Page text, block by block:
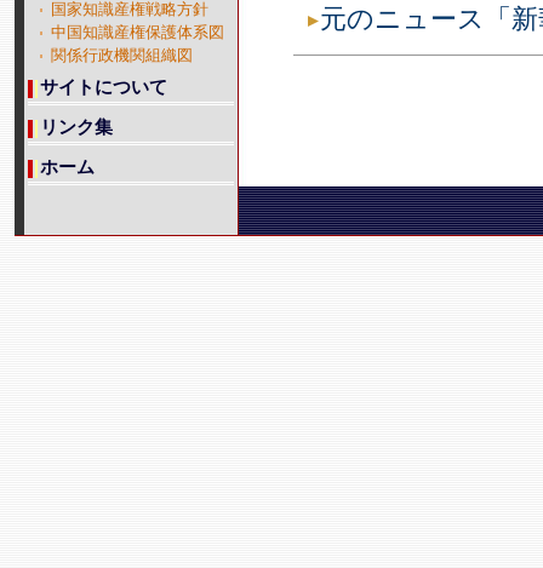
元のニュース「
国家知識産権戦略方針
中国知識産権保護体系図
関係行政機関組織図
サイトについて
リンク集
ホーム